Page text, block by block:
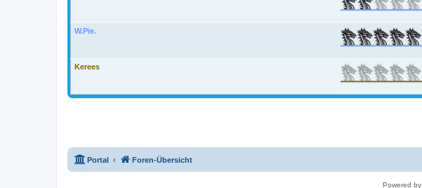
W.Pie.
Kerees
Portal Foren-Übersicht
Powered by